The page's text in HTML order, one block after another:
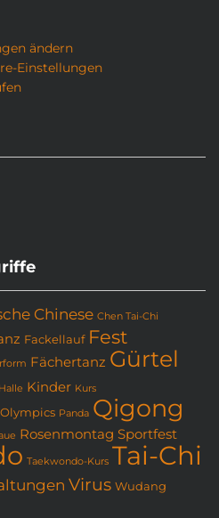
ändern
Einstellungen
Chinese Chen Tai-Chi
Fackellauf Fest
Fächertanz Gürtel
Halle Kinder Kurs
Olympics Panda Qigong
Rosenmontag Sportfest
Taekwondo-Kurs Tai-Chi
Virus Wudang